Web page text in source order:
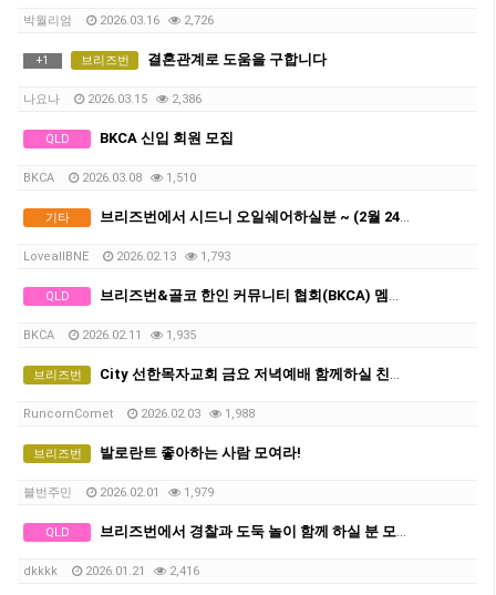
박월리엄 2026.03.16 2,726
+1 브리즈번 결혼관계로 도움을 구합니다
나요나 2026.03.15 2,386
QLD BKCA 신입 회원 모집
BKCA 2026.03.08 1,510
기타 브리즈번에서 시드니 오일쉐어하실분 ~ (2월 24-26일 사이 출발)
LoveallBNE 2026.02.13 1,793
QLD 브리즈번&골코 한인 커뮤니티 협회(BKCA) 멤버 모집
BKCA 2026.02.11 1,935
브리즈번 City 선한목자교회 금요 저녁예배 함께하실 친구분 가족분 기다립니다^^
RuncornComet 2026.02.03 1,988
브리즈번 발로란트 좋아하는 사람 모여라!
블번주민 2026.02.01 1,979
QLD 브리즈번에서 경찰과 도둑 놀이 함께 하실 분 모집합니다!!
dkkkk 2026.01.21 2,416